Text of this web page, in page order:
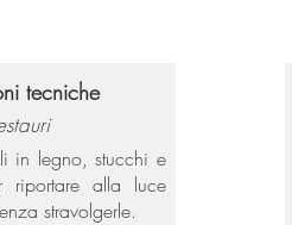
tecniche
in legno, stucchi e
riportare alla luce
stravolgerle.